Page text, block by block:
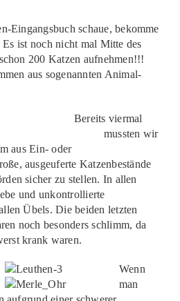
Eingangsbuch schaue, bekomme
ist noch nicht mal Mitte des
200 Katzen aufnehmen!!!
aus sogenannten Animal-
Bereits viermal
mussten wir
aus Ein- oder
ausgeuferte Katzenbestände
sicher zu stellen. In allen
und unkontrollierte
Übels. Die beiden letzten
noch besonders schlimm, da
krank waren.
Wenn
man